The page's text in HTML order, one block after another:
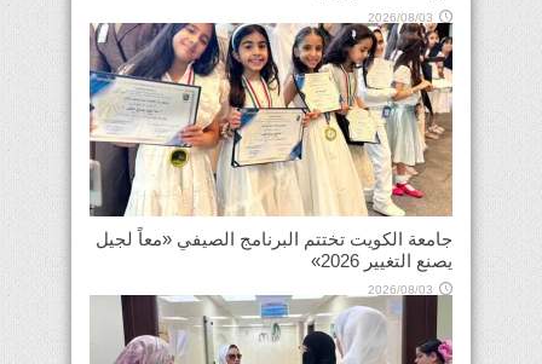
2026/08/03
جامعة الكويت تختتم البرنامج الصيفي «معاً لجيل
يصنع التغيير 2026»
2026/08/03